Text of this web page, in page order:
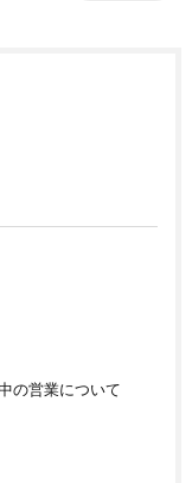
の営業について